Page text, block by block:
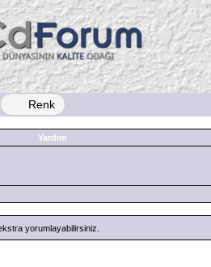
Renk
Yardım
yorumlayabilirsiniz.